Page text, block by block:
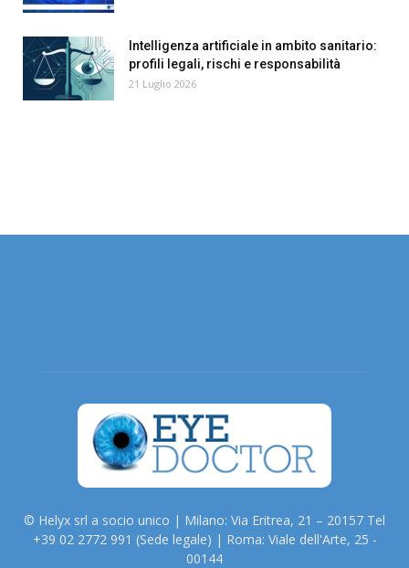
Intelligenza artificiale in ambito sanitario:
profili legali, rischi e responsabilità
21 Luglio 2026
© Helyx srl a socio unico | Milano: Via Eritrea, 21 – 20157 Tel
+39 02 2772 991 (Sede legale) | Roma: Viale dell'Arte, 25 -
00144